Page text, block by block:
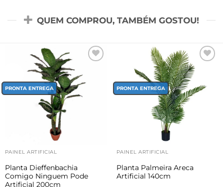
QUEM COMPROU, TAMBÉM GOSTOU!
PRONTA ENTREGA
Add to
PAINEL ARTIFICIAL
Planta Dieffenbachia
Comigo Ninguem Pode
Artificial 200cm
-50%
PRONTA ENTREGA
Add to
wishlist
PAINEL ARTIFICIAL
Planta Palmeira Areca
Artificial 140cm